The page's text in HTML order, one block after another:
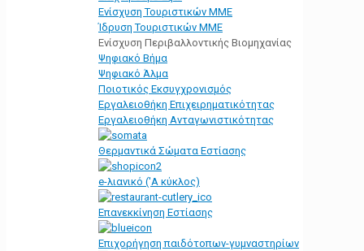
Ενίσχυση Τουριστικών ΜΜΕ
Ίδρυση Τουριστικών ΜΜΕ
Ενίσχυση Περιβαλλοντικής Βιομηχανίας
Ψηφιακό Βήμα
Ψηφιακό Άλμα
Ποιοτικός Εκσυγχρονισμός
Εργαλειοθήκη Eπιχειρηματικότητας
Εργαλειοθήκη Ανταγωνιστικότητας
Θερμαντικά Σώματα Εστίασης
e-λιανικό ('Α κύκλος)
Επανεκκίνηση Εστίασης
Επιχορήγηση παιδότοπων-γυμναστηρίων